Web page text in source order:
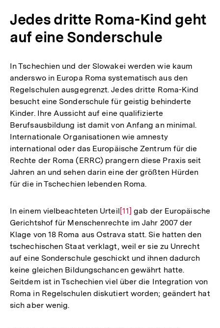
Jedes dritte Roma-Kind geht
auf eine Sonderschule
In Tschechien und der Slowakei werden wie kaum
anderswo in Europa Roma systematisch aus den
Regelschulen ausgegrenzt. Jedes dritte Roma-Kind
besucht eine Sonderschule für geistig behinderte
Kinder. Ihre Aussicht auf eine qualifizierte
Berufsausbildung ist damit von Anfang an minimal.
Internationale Organisationen wie amnesty
international oder das Europäische Zentrum für die
Rechte der Roma (ERRC) prangern diese Praxis seit
Jahren an und sehen darin eine der größten Hürden
für die in Tschechien lebenden Roma.
In einem vielbeachteten Urteil Zur
Auflösung
der
Fußnote
[11] gab der Europäische
Gerichtshof für Menschenrechte im Jahr 2007 der
Klage von 18 Roma aus Ostrava statt. Sie hatten den
tschechischen Staat verklagt, weil er sie zu Unrecht
auf eine Sonderschule geschickt und ihnen dadurch
keine gleichen Bildungschancen gewährt hatte.
Seitdem ist in Tschechien viel über die Integration von
Roma in Regelschulen diskutiert worden; geändert hat
sich aber wenig.